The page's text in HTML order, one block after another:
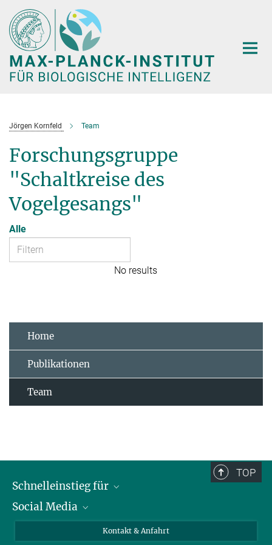
Hauptinhalt
Jörgen Kornfeld Team
Forschungsgruppe
"Schaltkreise des
Vogelgesangs"
Alle
No results
Home
Publikationen
Team
TOP
Schnelleinstieg für
Journalist*innen
Social Media
Kontakt & Anfahrt